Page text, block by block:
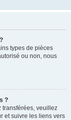
types de pièces
ou non, nous
?
transférées, veuillez
et suivre les liens vers